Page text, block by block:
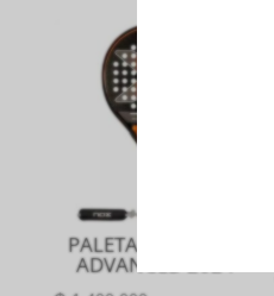
PALETA EQUATION
ADVANCED 2024